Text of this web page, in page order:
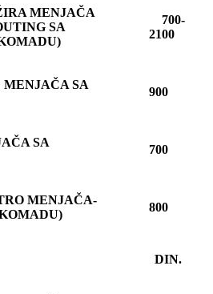
IRA MENJAČA
SA
700-
2100
MENJAČA SA
900
ČA SA
700
MENJAČA-
800
DIN.